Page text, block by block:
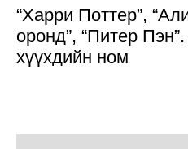
“Харри Поттер”,
оронд”, “Питер
хүүхдийн ном